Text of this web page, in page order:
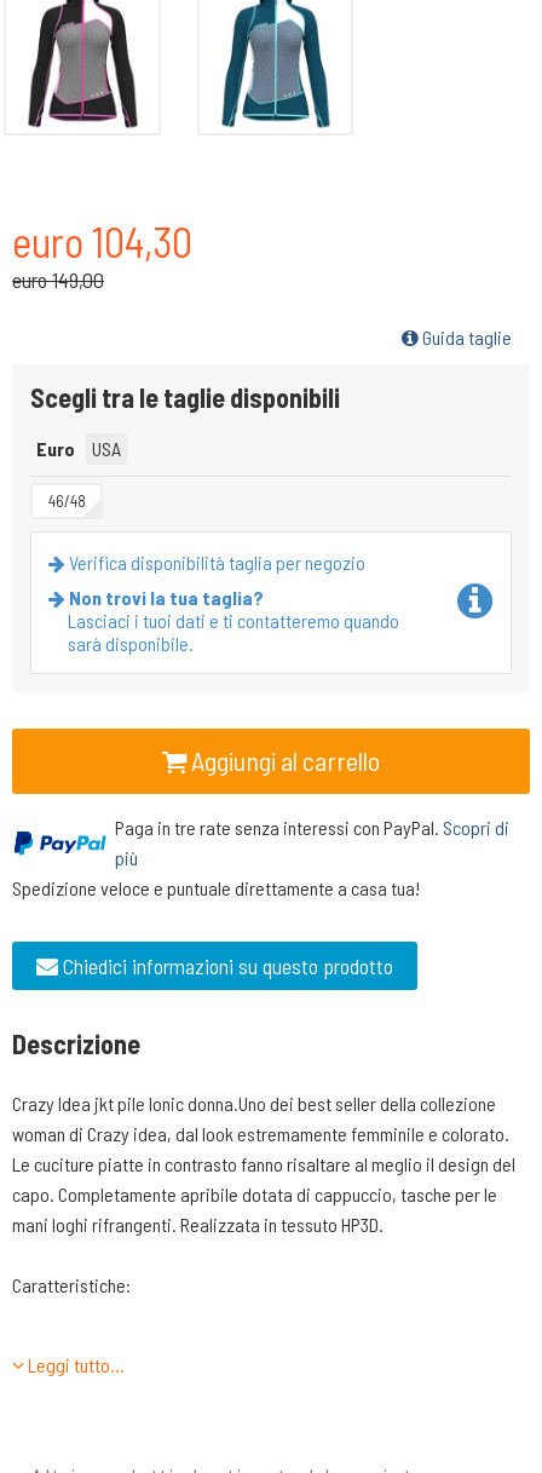
euro 104,30
euro 149,00
Guida taglie
Scegli tra le taglie disponibili
Euro USA
46/48
Verifica disponibilità taglia per negozio
Non trovi la tua taglia?
Lasciaci i tuoi dati e ti contatteremo quando
sarà disponibile.
Aggiungi al carrello
Paga in tre rate senza interessi con PayPal. Scopri di
più
Spedizione veloce e puntuale direttamente a casa tua!
Chiedici informazioni su questo prodotto
Descrizione
Crazy Idea jkt pile Ionic donna.Uno dei best seller della collezione
woman di Crazy idea, dal look estremamente femminile e colorato.
Le cuciture piatte in contrasto fanno risaltare al meglio il design del
capo. Completamente apribile dotata di cappuccio, tasche per le
mani loghi rifrangenti. Realizzata in tessuto HP3D.
Caratteristiche:
Loghi rifrangenti
Leggi tutto…